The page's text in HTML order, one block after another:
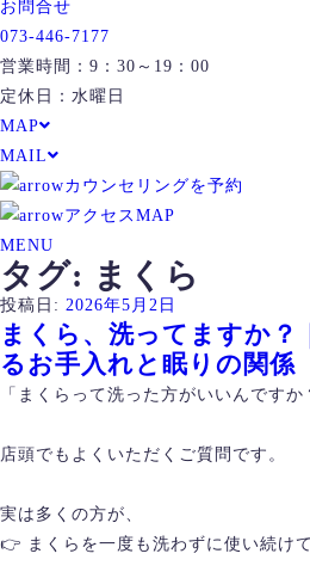
お問合せ
073-446-7177
営業時間：9：30～19：00
定休日：水曜日
MAP
MAIL
カウンセリングを予約
アクセスMAP
MENU
タグ: まくら
投稿日: 2026年5月2日
まくら、洗ってますか？
るお手入れと眠りの関係
「まくらって洗った方がいいんですか
店頭でもよくいただくご質問です。
実は多くの方が、
👉 まくらを一度も洗わずに使い続け